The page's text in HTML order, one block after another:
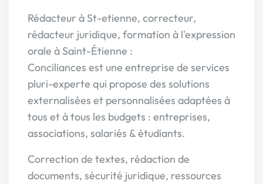
Rédacteur à St-etienne, correcteur,
rédacteur juridique, formation à l'expression
orale à Saint-Étienne :
Conciliances est une entreprise de services
pluri-experte qui propose des solutions
externalisées et personnalisées adaptées à
tous et à tous les budgets : entreprises,
associations, salariés & étudiants.
Correction de textes, rédaction de
documents, sécurité juridique, ressources